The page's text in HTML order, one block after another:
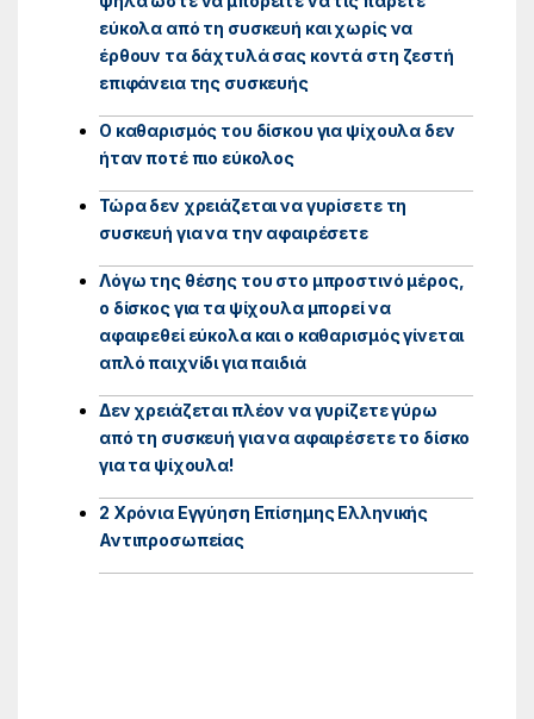
εύκολα από τη συσκευή και χωρίς να
έρθουν τα δάχτυλά σας κοντά στη ζεστή
επιφάνεια της συσκευής
Ο καθαρισμός του δίσκου για ψίχουλα δεν
ήταν ποτέ πιο εύκολος
Τώρα δεν χρειάζεται να γυρίσετε τη
συσκευή για να την αφαιρέσετε
Λόγω της θέσης του στο μπροστινό μέρος,
ο δίσκος για τα ψίχουλα μπορεί να
αφαιρεθεί εύκολα και ο καθαρισμός γίνεται
απλό παιχνίδι για παιδιά
Δεν χρειάζεται πλέον να γυρίζετε γύρω
από τη συσκευή για να αφαιρέσετε το δίσκο
για τα ψίχουλα!
2 Χρόνια Εγγύηση Επίσημης Ελληνικής
Αντιπροσωπείας